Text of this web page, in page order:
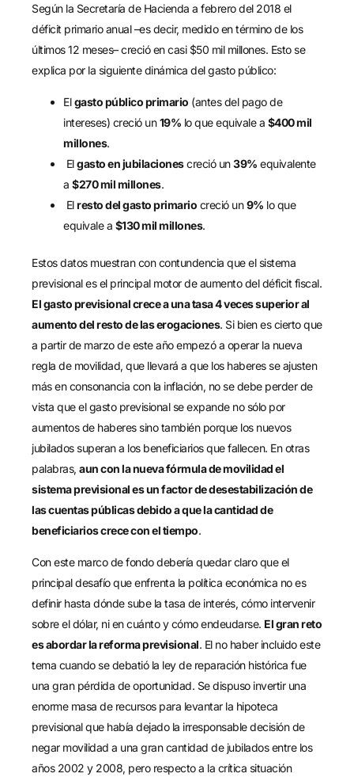
Según la Secretaría de Hacienda a febrero del 2018 el
déficit primario anual –es decir, medido en término de los
últimos 12 meses– creció en casi $50 mil millones. Esto se
explica por la siguiente dinámica del gasto público:
Elgasto público primario (antes del pago de
intereses) creció un19% lo que equivale a $400 mil
millones.
Elgasto en jubilacionescreció un39% equivalente
a $270 mil millones.
Elresto del gasto primario creció un9% lo que
equivale a $130 mil millones.
Estos datos muestran con contundencia que el sistema
previsional es el principal motor de aumento del déficit fiscal.
El gasto previsional crece a una tasa 4 veces superior al
aumento del resto de las erogaciones. Si bien es cierto que
a partir de marzo de este año empezó a operar la nueva
regla de movilidad, que llevará a que los haberes se ajusten
más en consonancia con la inflación, no se debe perder de
vista que el gasto previsional se expande no sólo por
aumentos de haberes sino también porque los nuevos
jubilados superan a los beneficiarios que fallecen. En otras
palabras, aun con la nueva fórmula de movilidad el
sistema previsional es un factor de desestabilización de
las cuentas públicas debido a que la cantidad de
beneficiarios crece con el tiempo.
Con este marco de fondo debería quedar claro que el
principal desafío que enfrenta la política económica no es
definir hasta dónde sube la tasa de interés, cómo intervenir
sobre el dólar, ni en cuánto y cómo endeudarse. El gran reto
es abordar la reforma previsional. El no haber incluido este
tema cuando se debatió la ley de reparación histórica fue
una gran pérdida de oportunidad. Se dispuso invertir una
enorme masa de recursos para levantar la hipoteca
previsional que había dejado la irresponsable decisión de
negar movilidad a una gran cantidad de jubilados entre los
años 2002 y 2008, pero respecto a la crítica situación